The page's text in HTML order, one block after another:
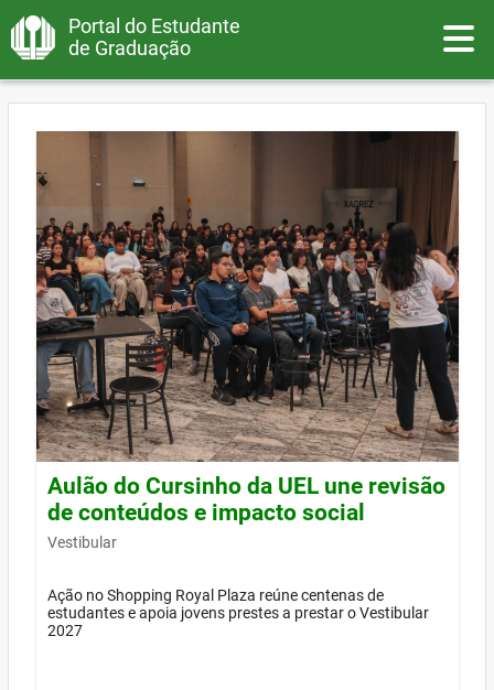
Portal do Estudante
de Graduação
Aulão do Cursinho da UEL une revisão
de conteúdos e impacto social
Vestibular
Ação no Shopping Royal Plaza reúne centenas de
estudantes e apoia jovens prestes a prestar o Vestibular
2027